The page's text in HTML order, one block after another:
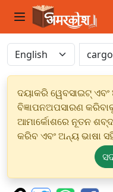
ଦୟାକରି ୱେବସାଇଟ୍
ବିଜ୍ଞାପନଅପସାରଣ
ଆମାର୍କୋଶରେ ନୂତନ ଶବ୍ଦ
କରିବ ଏବଂ ଅନ୍ୟ ଭାଷା